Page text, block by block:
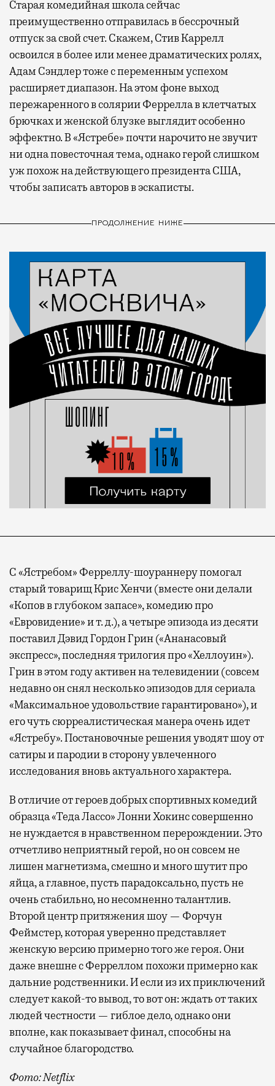
Старая комедийная школа сейчас
преимущественно отправилась в бессрочный
отпуск за свой счет. Скажем, Стив Каррелл
освоился в более или менее драматических ролях,
Адам Сэндлер тоже с переменным успехом
расширяет диапазон. На этом фоне выход
пережаренного в солярии Феррелла в клетчатых
брючках и женской блузке выглядит особенно
эффектно. В «Ястребе» почти нарочито не звучит
ни одна повесточная тема, однако герой слишком
уж похож на действующего президента США,
чтобы записать авторов в эскаписты.
ПРОДОЛЖЕНИЕ НИЖЕ
С «Ястребом» Ферреллу-шоураннеру помогал
старый товарищ Крис Хенчи (вместе они делали
«Копов в глубоком запасе», комедию про
«Евровидение» и т. д.), а четыре эпизода из десяти
поставил Дэвид Гордон Грин («Ананасовый
экспресс», последняя трилогия про «Хеллоуин»).
Грин в этом году активен на телевидении (совсем
недавно он снял несколько эпизодов для сериала
«Максимальное удовольствие гарантировано»), и
его чуть сюрреалистическая манера очень идет
«Ястребу». Постановочные решения уводят шоу от
сатиры и пародии в сторону увлеченного
исследования вновь актуального характера.
В отличие от героев добрых спортивных комедий
образца «Теда Лассо» Лонни Хокинс совершенно
не нуждается в нравственном перерождении. Это
отчетливо неприятный герой, но он совсем не
лишен магнетизма, смешно и много шутит про
яйца, а главное, пусть парадоксально, пусть не
очень стабильно, но несомненно талантлив.
Второй центр притяжения шоу — Форчун
Феймстер, которая уверенно представляет
женскую версию примерно того же героя. Они
даже внешне с Ферреллом похожи примерно как
дальние родственники. И если из их приключений
следует какой-то вывод, то вот он: ждать от таких
людей честности — гиблое дело, однако они
вполне, как показывает финал, способны на
случайное благородство.
Фото: Netflix